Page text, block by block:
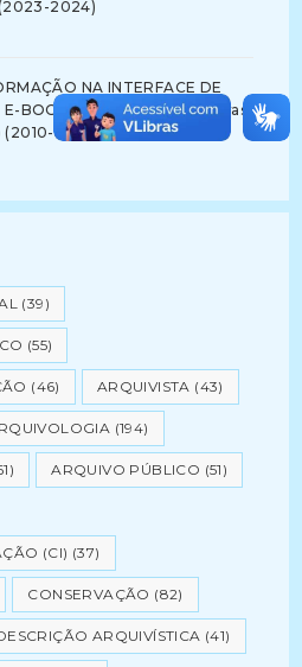
(2023-2024)
NA INTERFACE DE
E-BOOK: identificando barreiras
2012)
(39)
(55)
(46) ARQUIVISTA (43)
(194)
ARQUIVO PÚBLICO (51)
(CI) (37)
CONSERVAÇÃO (82)
ARQUIVÍSTICA (41)